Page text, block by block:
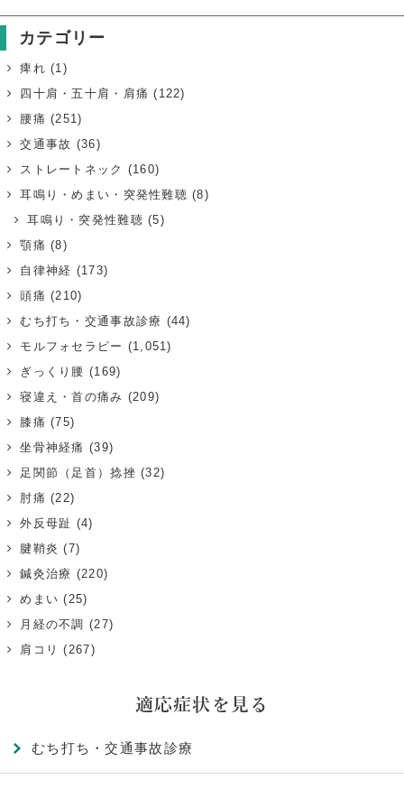
カテゴリー
痺れ (1)
四十肩・五十肩・肩痛 (122)
腰痛 (251)
交通事故 (36)
ストレートネック (160)
耳鳴り・めまい・突発性難聴 (8)
耳鳴り・突発性難聴 (5)
顎痛 (8)
自律神経 (173)
頭痛 (210)
むち打ち・交通事故診療 (44)
モルフォセラピー (1,051)
ぎっくり腰 (169)
寝違え・首の痛み (209)
膝痛 (75)
坐骨神経痛 (39)
足関節（足首）捻挫 (32)
肘痛 (22)
外反母趾 (4)
腱鞘炎 (7)
鍼灸治療 (220)
めまい (25)
月経の不調 (27)
肩コリ (267)
適応症状を見る
むち打ち・交通事故診療